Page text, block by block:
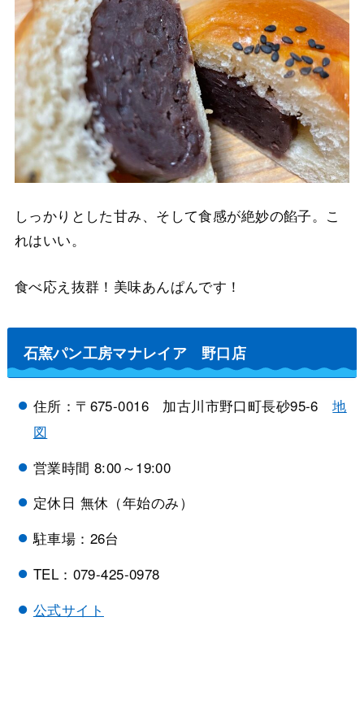
しっかりとした甘み、そして食感が絶妙の餡子。こ
れはいい。
食べ応え抜群！美味あんぱんです！
石窯パン工房マナレイア 野口店
住所：〒675-0016 加古川市野口町長砂95-6地
図
営業時間 8:00～19:00
定休日 無休（年始のみ）
駐車場：26台
TEL：079-425-0978
公式サイト